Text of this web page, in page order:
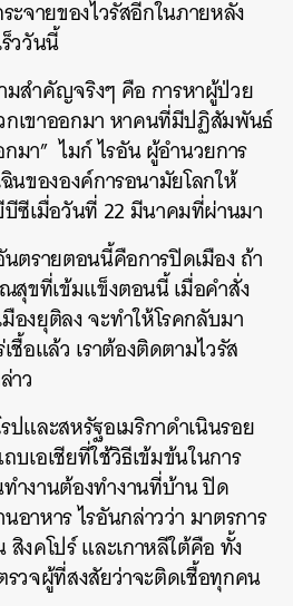
ะจายของไวรัสอีกในภายหลัง
ววันนี้
มสำคัญจริงๆ คือการหาผู้ป่วย
เขาออกมาหาคนที่มีปฏิสัมพันธ์
มา”ไมก์ไรอันผู้อำนวยการ
นขององค์การอนามัยโลกให้
ซีเมื่อวันที่ 22มีนาคมที่ผ่านมา
ตรายตอนนี้คือการปิดเมืองถ้า
ณสุขที่เข้มแข็งตอนนี้เมื่อคำสั่ง
องยุติลงจะทำให้โรคกลับมา
ชื้อแล้ว เราต้องติดตามไวรัส
าว
ปและสหรัฐอเมริกาดำเนินรอย
เอเชียที่ใช้วิธีเข้มข้นในการ
ำงานต้องทำงานที่บ้านปิด
อาหารไรอันกล่าวว่ามาตรการ
สิงคโปร์และเกาหลีใต้คือทั้ง
รวจผู้ที่สงสัยว่าจะติดเชื้อทุกคน